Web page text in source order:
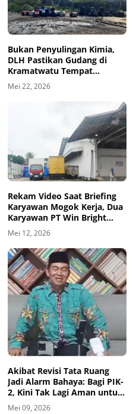
Bukan Penyulingan Kimia,
DLH Pastikan Gudang di
Kramatwatu Tempat
Pencucian Drum Bekas
Mei 22, 2026
Rekam Video Saat Briefing
Karyawan Mogok Kerja, Dua
Karyawan PT Win Bright
Dimutasi Jadi GA
Mei 12, 2026
Akibat Revisi Tata Ruang
Jadi Alarm Bahaya: Bagi PIK-
2, Kini Tak Lagi Aman untuk
Berkembang
Mei 09, 2026